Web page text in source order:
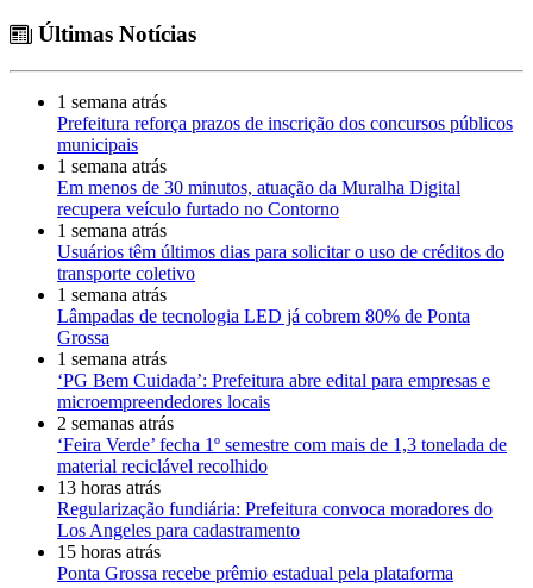
Últimas Notícias
1 semana atrás
Prefeitura reforça prazos de inscrição dos concursos públicos
municipais
1 semana atrás
Em menos de 30 minutos, atuação da Muralha Digital
recupera veículo furtado no Contorno
1 semana atrás
Usuários têm últimos dias para solicitar o uso de créditos do
transporte coletivo
1 semana atrás
Lâmpadas de tecnologia LED já cobrem 80% de Ponta
Grossa
1 semana atrás
‘PG Bem Cuidada’: Prefeitura abre edital para empresas e
microempreendedores locais
2 semanas atrás
‘Feira Verde’ fecha 1º semestre com mais de 1,3 tonelada de
material reciclável recolhido
13 horas atrás
Regularização fundiária: Prefeitura convoca moradores do
Los Angeles para cadastramento
15 horas atrás
Ponta Grossa recebe prêmio estadual pela plataforma